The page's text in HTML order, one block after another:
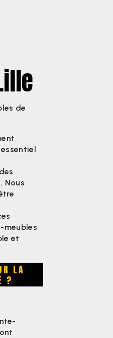
de
Nous
meubles
et
LA
?